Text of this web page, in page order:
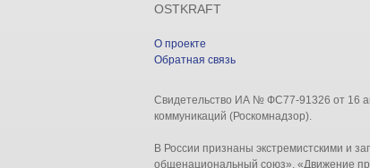
OSTKRAFT
О проекте
Обратная связь
Свидетельство ИА № ФС77-91326 от 16
коммуникаций (Роскомнадзор).
В России признаны экстремистскими и
общенациональный союз», «Движение